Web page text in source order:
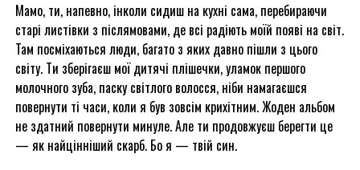
Мамо, ти, напевно, інколи сидиш на кухні сама, перебираючи
старі листівки з післямовами, де всі радіють моїй появі на світ.
Там посміхаються люди, багато з яких давно пішли з цього
світу. Ти зберігаєш мої дитячі плішечки, уламок першого
молочного зуба, паску світлого волосся, ніби намагаєшся
повернути ті часи, коли я був зовсім крихітним. Жоден альбом
не здатний повернути минуле. Але ти продовжуєш берегти це
— як найцінніший скарб. Бо я — твій син.